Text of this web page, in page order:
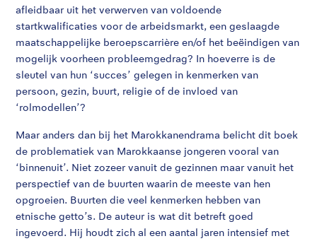
afleidbaar uit het verwerven van voldoende
startkwalificaties voor de arbeidsmarkt, een geslaagde
maatschappelijke beroepscarrière en/of het beëindigen van
mogelijk voorheen probleemgedrag? In hoeverre is de
sleutel van hun ‘succes’ gelegen in kenmerken van
persoon, gezin, buurt, religie of de invloed van
‘rolmodellen’?
Maar anders dan bij het Marokkanendrama belicht dit boek
de problematiek van Marokkaanse jongeren vooral van
‘binnenuit’. Niet zozeer vanuit de gezinnen maar vanuit het
perspectief van de buurten waarin de meeste van hen
opgroeien. Buurten die veel kenmerken hebben van
etnische getto’s. De auteur is wat dit betreft goed
ingevoerd. Hij houdt zich al een aantal jaren intensief met